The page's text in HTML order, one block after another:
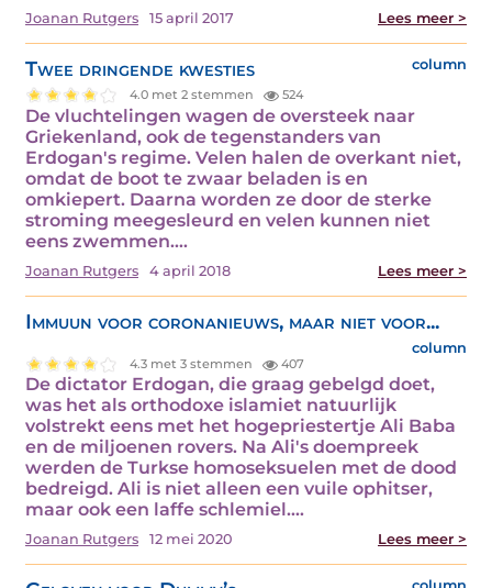
Joanan Rutgers 15 april 2017 Lees meer >
Twee dringende kwesties column
4.0 met 2 stemmen 524
De vluchtelingen wagen de oversteek naar
Griekenland, ook de tegenstanders van
Erdogan's regime. Velen halen de overkant niet,
omdat de boot te zwaar beladen is en
omkiepert. Daarna worden ze door de sterke
stroming meegesleurd en velen kunnen niet
eens zwemmen.…
Joanan Rutgers 4 april 2018 Lees meer >
Immuun voor coronanieuws, maar niet voor...
column
4.3 met 3 stemmen 407
De dictator Erdogan, die graag gebelgd doet,
was het als orthodoxe islamiet natuurlijk
volstrekt eens met het hogepriestertje Ali Baba
en de miljoenen rovers. Na Ali's doempreek
werden de Turkse homoseksuelen met de dood
bedreigd. Ali is niet alleen een vuile ophitser,
maar ook een laffe schlemiel.…
Joanan Rutgers 12 mei 2020 Lees meer >